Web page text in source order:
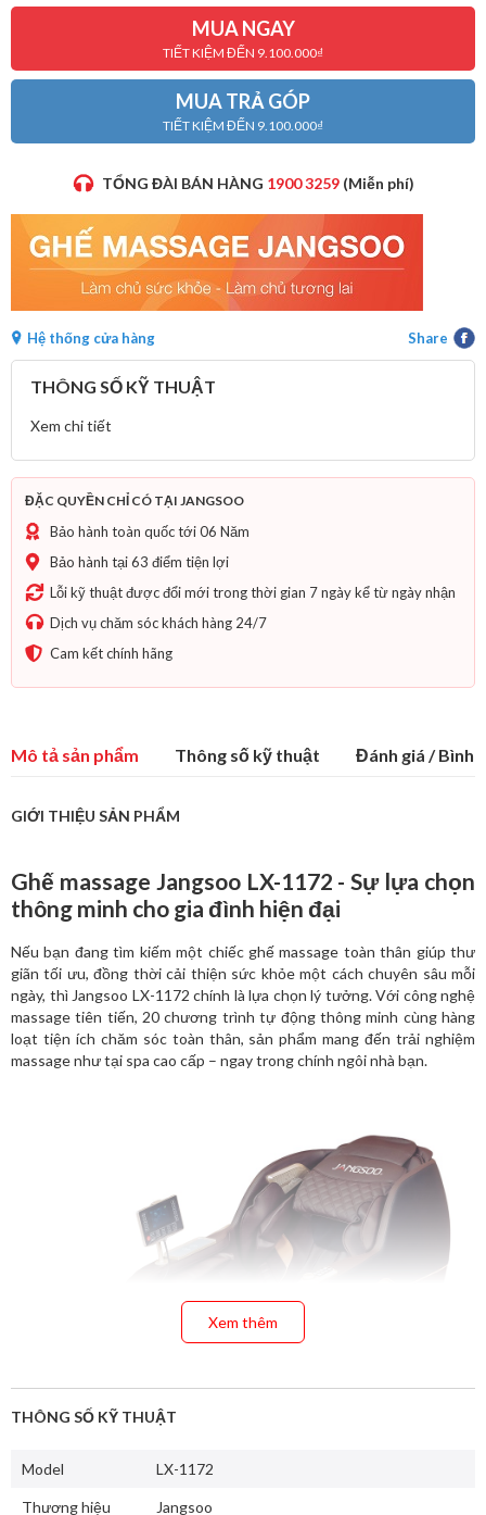
MUA NGAY
TIẾT KIỆM ĐẾN 9.100.000₫
MUA TRẢ GÓP
TIẾT KIỆM ĐẾN 9.100.000₫
TỔNG ĐÀI BÁN HÀNG 1900 3259 (Miễn phí)
Hệ thống cửa hàng Share
THÔNG SỐ KỸ THUẬT
Xem chi tiết
ĐẶC QUYỀN CHỈ CÓ TẠI JANGSOO
Bảo hành toàn quốc tới 06 Năm
Bảo hành tại 63 điểm tiện lợi
Lỗi kỹ thuật được đổi mới trong thời gian 7 ngày kể từ ngày nhận
Dịch vụ chăm sóc khách hàng 24/7
Cam kết chính hãng
Mô tả sản phẩm Thông số kỹ thuật Đánh giá / Bình
GIỚI THIỆU SẢN PHẨM
Ghế massage Jangsoo LX-1172 - Sự lựa chọn
thông minh cho gia đình hiện đại
Nếu bạn đang tìm kiếm một chiếc ghế massage toàn thân giúp thư
giãn tối ưu, đồng thời cải thiện sức khỏe một cách chuyên sâu mỗi
ngày, thì Jangsoo LX-1172 chính là lựa chọn lý tưởng. Với công nghệ
massage tiên tiến, 20 chương trình tự động thông minh cùng hàng
loạt tiện ích chăm sóc toàn thân, sản phẩm mang đến trải nghiệm
massage như tại spa cao cấp – ngay trong chính ngôi nhà bạn.
Xem thêm
THÔNG SỐ KỸ THUẬT
Model LX-1172
Thương hiệu Jangsoo